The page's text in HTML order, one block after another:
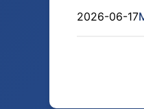
2026-06-17